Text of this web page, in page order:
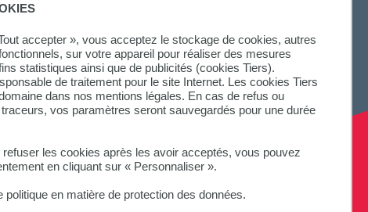
accepter », vous acceptez le stockage de cookies, autres
sur votre appareil pour réaliser des mesures
statistiques ainsi que de publicités (cookies Tiers).
de traitement pour le site Internet. Les cookies Tiers
dans nos mentions légales. En cas de refus ou
vos paramètres seront sauvegardés pour une durée
les cookies après les avoir acceptés, vous pouvez
en cliquant sur « Personnaliser ».
politique en matière de protection des données.
SUIVEZ-NOUS